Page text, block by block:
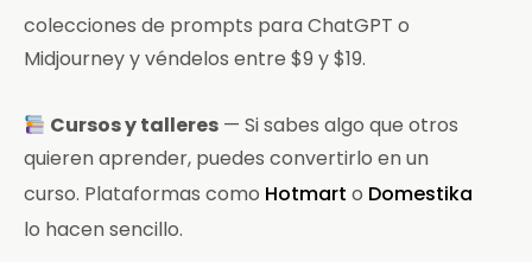
colecciones de prompts para ChatGPT o
Midjourney y véndelos entre $9 y $19.
Cursos y talleres — Si sabes algo que otros
quieren aprender, puedes convertirlo en un
curso. Plataformas como Hotmart o Domestika
lo hacen sencillo.